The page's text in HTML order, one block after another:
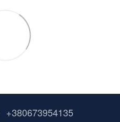
+380673954135